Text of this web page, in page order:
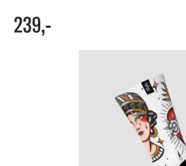
239,-